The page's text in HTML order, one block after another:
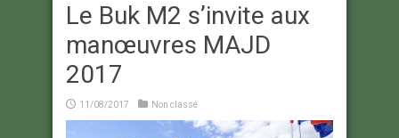
Le Buk M2 s’invite aux
manœuvres MAJD
2017
11/08/2017 Non classé